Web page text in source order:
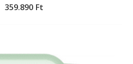
359.890 Ft